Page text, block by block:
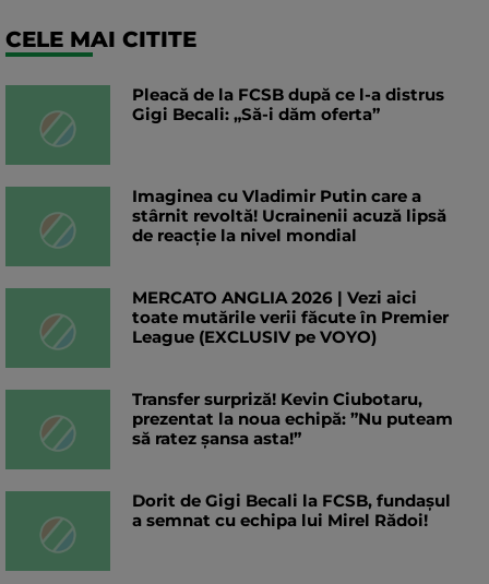
CELE MAI CITITE
Pleacă de la FCSB după ce l-a distrus
Gigi Becali: „Să-i dăm oferta”
Imaginea cu Vladimir Putin care a
stârnit revoltă! Ucrainenii acuză lipsă
de reacție la nivel mondial
MERCATO ANGLIA 2026 | Vezi aici
toate mutările verii făcute în Premier
League (EXCLUSIV pe VOYO)
Transfer surpriză! Kevin Ciubotaru,
prezentat la noua echipă: ”Nu puteam
să ratez șansa asta!”
Dorit de Gigi Becali la FCSB, fundașul
a semnat cu echipa lui Mirel Rădoi!